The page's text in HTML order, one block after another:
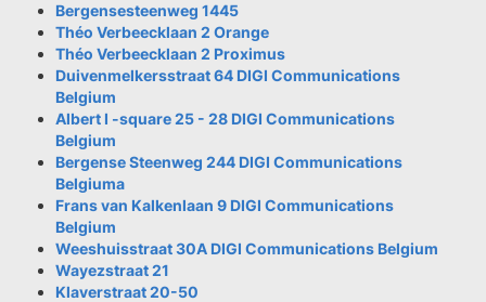
Bergensesteenweg 1445
Théo Verbeecklaan 2 Orange
Théo Verbeecklaan 2 Proximus
Duivenmelkersstraat 64 DIGI Communications
Belgium
Albert I -square 25 - 28 DIGI Communications
Belgium
Bergense Steenweg 244 DIGI Communications
Belgiuma
Frans van Kalkenlaan 9 DIGI Communications
Belgium
Weeshuisstraat 30A DIGI Communications Belgium
Wayezstraat 21
Klaverstraat 20-50